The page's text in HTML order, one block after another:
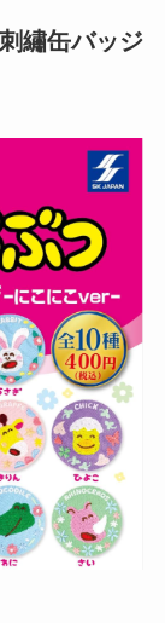
繡缶バッジ